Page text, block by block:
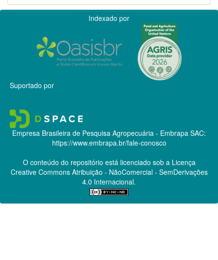
Indexado por
Suportado por
Empresa Brasileira de Pesquisa Agropecuária - Embrapa SAC:
https://www.embrapa.br/fale-conosco
O conteúdo do repositório está licenciado sob a Licença
Creative CommonsAtribuição - NãoComercial - SemDerivações
4.0 Internacional.